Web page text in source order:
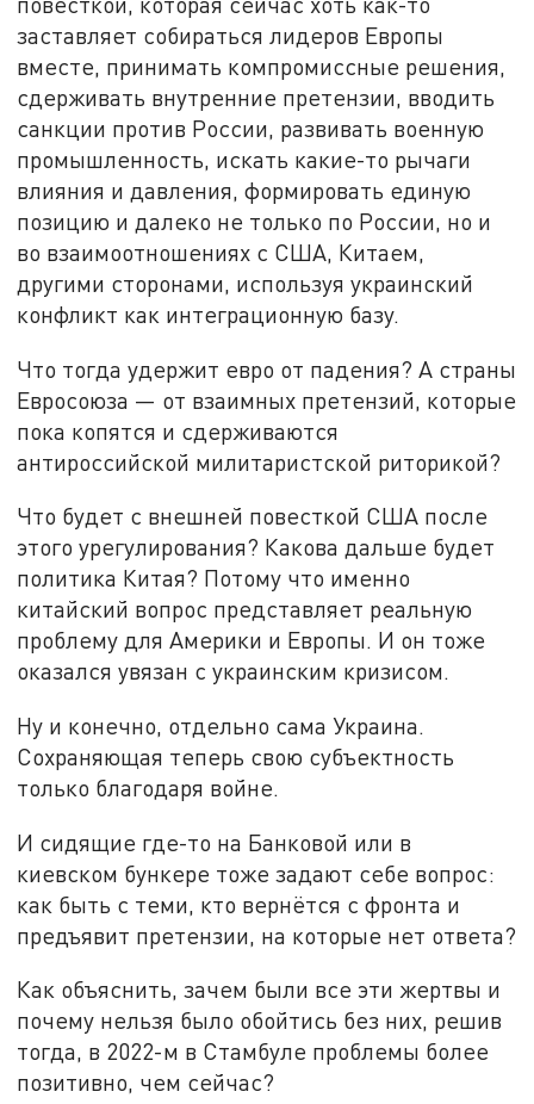
заставляет собираться лидеров Европы
вместе, принимать компромиссные решения,
сдерживать внутренние претензии, вводить
санкции против России, развивать военную
промышленность, искать какие-то рычаги
влияния и давления, формировать единую
позицию и далеко не только по России, но и
во взаимоотношениях с США, Китаем,
другими сторонами, используя украинский
конфликт как интеграционную базу.
Что тогда удержит евро от падения? А страны
Евросоюза — от взаимных претензий, которые
пока копятся и сдерживаются
антироссийской милитаристской риторикой?
Что будет с внешней повесткой США после
этого урегулирования? Какова дальше будет
политика Китая? Потому что именно
китайский вопрос представляет реальную
проблему для Америки и Европы. И он тоже
оказался увязан с украинским кризисом.
Ну и конечно, отдельно сама Украина.
Сохраняющая теперь свою субъектность
только благодаря войне.
И сидящие где-то на Банковой или в
киевском бункере тоже задают себе вопрос:
как быть с теми, кто вернётся с фронта и
предъявит претензии, на которые нет ответа?
Как объяснить, зачем были все эти жертвы и
почему нельзя было обойтись без них, решив
тогда, в 2022-м в Стамбуле проблемы более
позитивно, чем сейчас?